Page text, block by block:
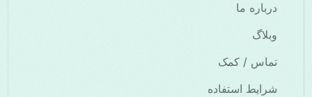
درباره ما
وبلاگ
تماس / کمک
شرایط استفاده